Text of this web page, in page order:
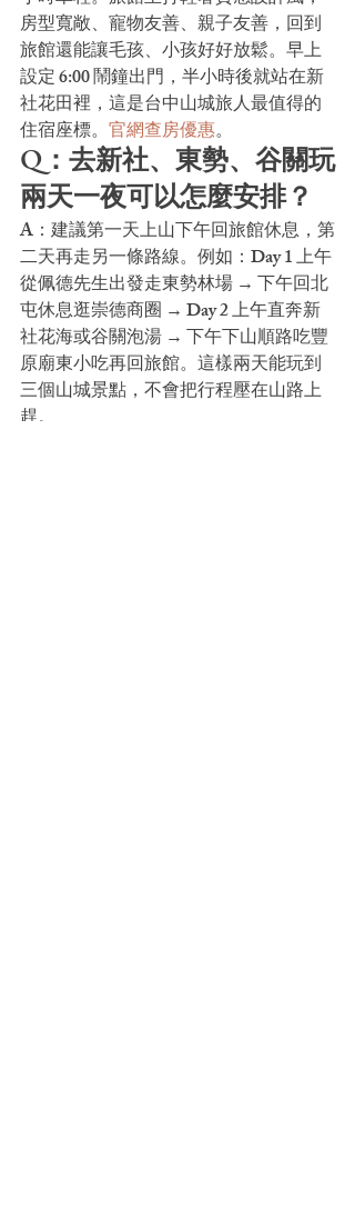
房型寬敞、寵物友善、親子友善，回到
旅館還能讓毛孩、小孩好好放鬆。早上
設定 6:00 鬧鐘出門，半小時後就站在新
社花田裡，這是台中山城旅人最值得的
住宿座標。 官網查房優惠。
Q：去新社、東勢、谷關玩
兩天一夜可以怎麼安排？
A：建議第一天上山下午回旅館休息，第
二天再走另一條路線。例如：Day 1 上午
從佩德先生出發走東勢林場 → 下午回北
屯休息逛崇德商圈 → Day 2 上午直奔新
社花海或谷關泡湯 → 下午下山順路吃豐
原廟東小吃再回旅館。這樣兩天能玩到
三個山城景點，不會把行程壓在山路上
趕。